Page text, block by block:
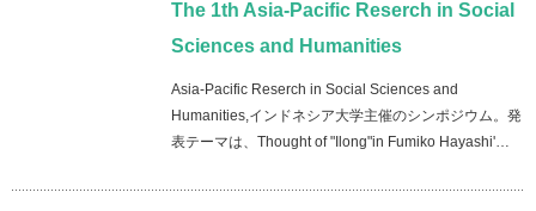
The 1th Asia-Pacific Reserch in Social
Sciences and Humanities
Asia-Pacific Reserch in Social Sciences and
Humanities,インドネシア大学主催のシンポジウム。発
表テーマは、Thought of "Ilong"in Fumiko Hayashi'…